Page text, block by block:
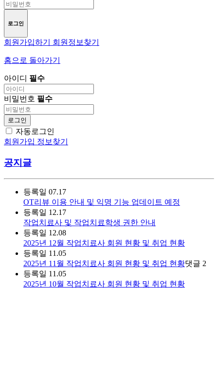
로그인
회원가입하기 회원정보찾기
홈으로 돌아가기
아이디 필수
비밀번호 필수
로그인
자동로그인
회원가입 정보찾기
공지글
등록일 07.17
OT리뷰 이용 안내 및 익명 기능 업데이트 예정
등록일 12.17
작업치료사 및 작업치료학생 권한 안내
등록일 12.08
2025년 12월 작업치료사 회원 현황 및 취업 현황
등록일 11.05
2025년 11월 작업치료사 회원 현황 및 취업 현황댓글 2
등록일 11.05
2025년 10월 작업치료사 회원 현황 및 취업 현황